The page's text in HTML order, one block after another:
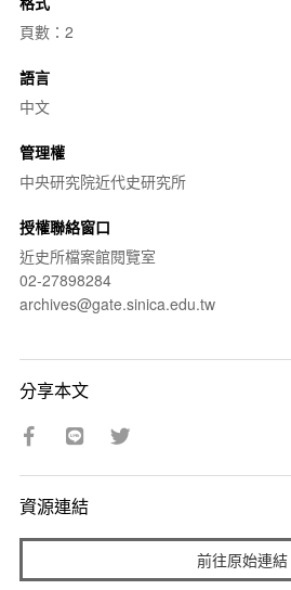
頁數：2
語言
中文
管理權
中央研究院近代史研究所
授權聯絡窗口
近史所檔案館閱覽室
02-27898284
archives@gate.sinica.edu.tw
分享本文
資源連結
前往原始連結